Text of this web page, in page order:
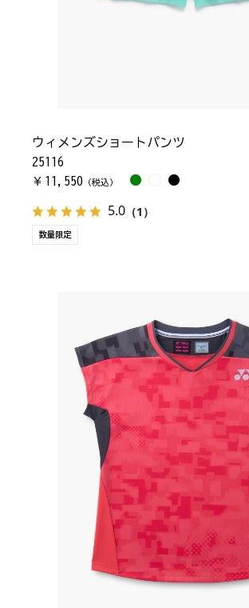
ウィメンズショートパンツ
25116
￥ 11,550 （税込）
5.0（1）
数量限定